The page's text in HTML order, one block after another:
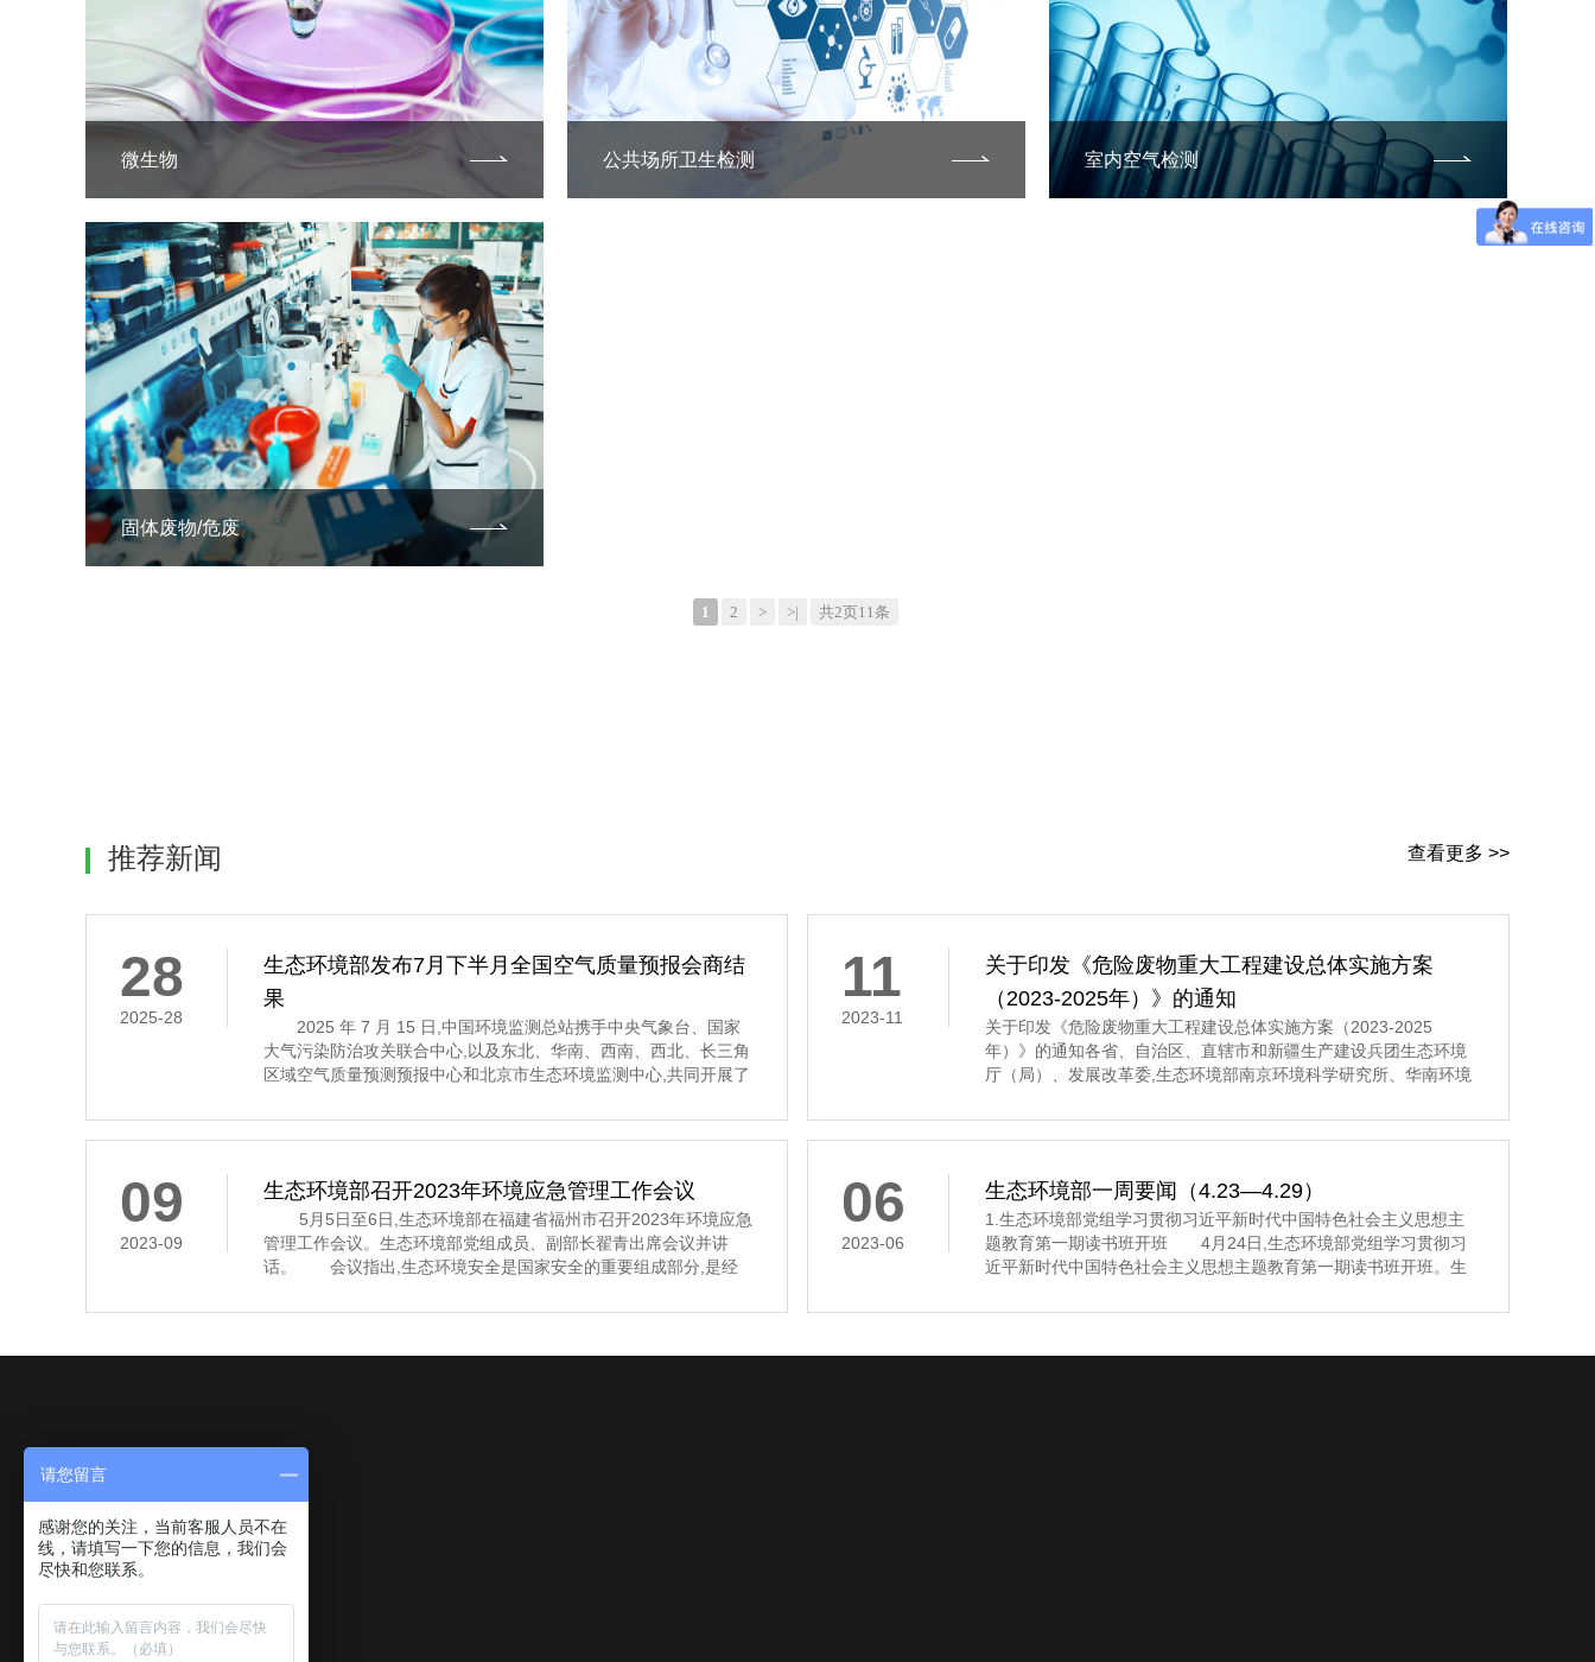
微生物 公共场所卫生检测 室内空气检测
固体废物/危废
1 2 > >| 共2页11条
查看更多 >>
推荐新闻
28
2025-28
生态环境部发布7月下半月全国空气质量预报会商结
果
2025 年 7 月 15 日,中国环境监测总站携手中央气象台、国家
大气污染防治攻关联合中心,以及东北、华南、西南、西北、长三角
区域空气质量预测预报中心和北京市生态环境监测中心,共同开展了
示,7 月下半月全国大部分地区空气质量将以优良至轻度污染为主。
其中,京津冀及
11
2023-11
关于印发《危险废物重大工程建设总体实施方案
（2023-2025年）》的通知
关于印发《危险废物重大工程建设总体实施方案（2023-2025
年）》的通知各省、自治区、直辖市和新疆生产建设兵团生态环境
厅（局）、发展改革委,生态环境部南京环境科学研究所、华南环境
物重大工程建设总体实施方案（2023-2025年）》印发给你们,请认
真组织实施。 生态环境部发展改革委 2023年5月8日
09
2023-09
生态环境部召开2023年环境应急管理工作会议
5月5日至6日,生态环境部在福建省福州市召开2023年环境应急
管理工作会议。生态环境部党组成员、副部长翟青出席会议并讲
话。 会议指出,生态环境安全是国家安全的重要组成部分,是经
安全,多次作出重要指示批示,为做好环境应急管理工作、加快推进
近年来,全国环
06
2023-06
生态环境部一周要闻（4.23—4.29）
1.生态环境部党组学习贯彻习近平新时代中国特色社会主义思想主
题教育第一期读书班开班 4月24日,生态环境部党组学习贯彻习
近平新时代中国特色社会主义思想主题教育第一期读书班开班。生
读 2.生态环境部党组举行学习贯彻习近平新时代中国特色社会
组举行学习贯彻习
关于我们
请您留言
感谢您的关注，当前客服人员不在
线，请填写一下您的信息，我们会
尽快和您联系。